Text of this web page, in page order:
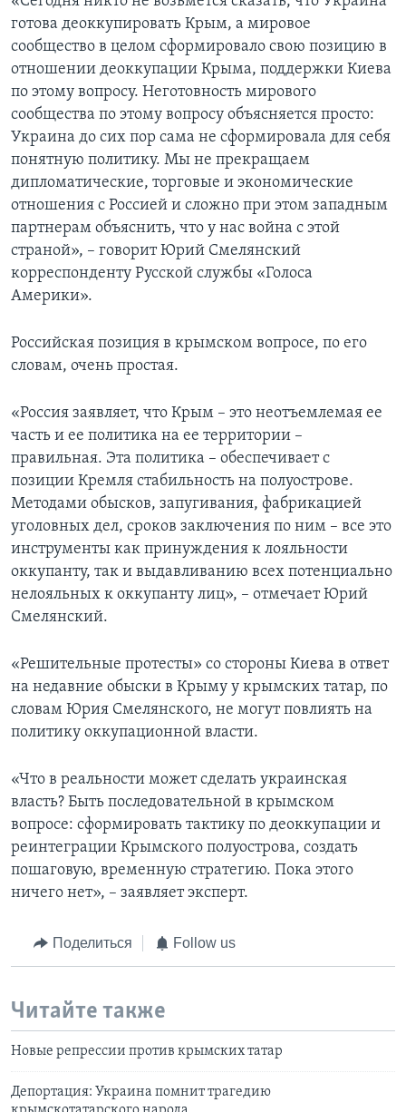
готова деоккупировать Крым, а мировое
сообщество в целом сформировало свою позицию в
отношении деоккупации Крыма, поддержки Киева
по этому вопросу. Неготовность мирового
сообщества по этому вопросу объясняется просто:
Украина до сих пор сама не сформировала для себя
понятную политику. Мы не прекращаем
дипломатические, торговые и экономические
отношения с Россией и сложно при этом западным
партнерам объяснить, что у нас война с этой
страной», – говорит Юрий Смелянский
корреспонденту Русской службы «Голоса
Америки».
Российская позиция в крымском вопросе, по его
словам, очень простая.
«Россия заявляет, что Крым – это неотъемлемая ее
часть и ее политика на ее территории –
правильная. Эта политика – обеспечивает с
позиции Кремля стабильность на полуострове.
Методами обысков, запугивания, фабрикацией
уголовных дел, сроков заключения по ним – все это
инструменты как принуждения к лояльности
оккупанту, так и выдавливанию всех потенциально
нелояльных к оккупанту лиц», – отмечает Юрий
Смелянский.
«Решительные протесты» со стороны Киева в ответ
на недавние обыски в Крыму у крымских татар, по
словам Юрия Смелянского, не могут повлиять на
политику оккупационной власти.
«Что в реальности может сделать украинская
власть? Быть последовательной в крымском
вопросе: сформировать тактику по деоккупации и
реинтеграции Крымского полуострова, создать
пошаговую, временную стратегию. Пока этого
ничего нет», – заявляет эксперт.
Поделиться Follow us
Читайте также
Новые репрессии против крымских татар
Депортация: Украина помнит трагедию